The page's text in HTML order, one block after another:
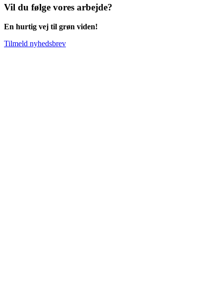
Vil du følge vores arbejde?
En hurtig vej til grøn viden!
Tilmeld nyhedsbrev